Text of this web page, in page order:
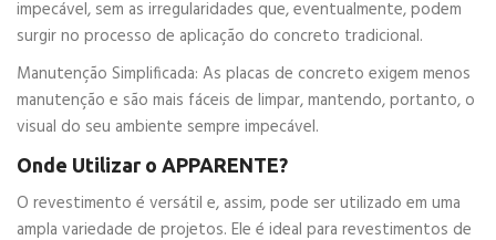
impecável, sem as irregularidades que, eventualmente, podem
surgir no processo de aplicação do concreto tradicional.
Manutenção Simplificada: As placas de concreto exigem menos
manutenção e são mais fáceis de limpar, mantendo, portanto, o
visual do seu ambiente sempre impecável.
Onde Utilizar o APPARENTE?
O revestimento é versátil e, assim, pode ser utilizado em uma
ampla variedade de projetos. Ele é ideal para revestimentos de